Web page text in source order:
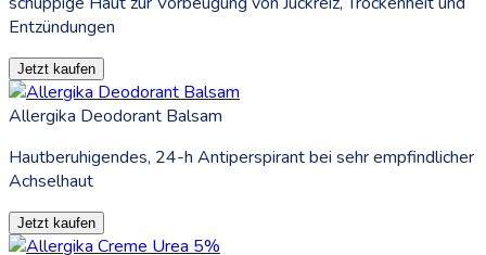
Entzündungen
Jetzt kaufen
Allergika Deodorant Balsam
Hautberuhigendes, 24-h Antiperspirant bei sehr empfindlicher
Achselhaut
Jetzt kaufen